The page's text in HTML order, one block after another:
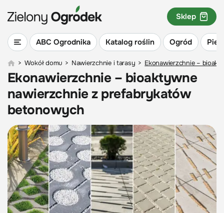
ABC Ogrodnika Katalog roślin Ogród
Sklep
> Wokół domu > Nawierzchnie i tarasy > Ekonawierzchnie –
Ekonawierzchnie – bioaktywne
nawierzchnie z prefabrykatów
betonowych